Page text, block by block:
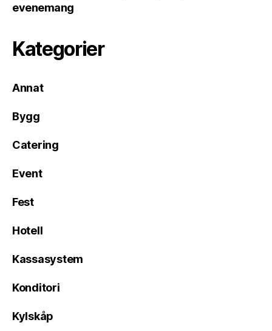
evenemang
Kategorier
Annat
Bygg
Catering
Event
Fest
Hotell
Kassasystem
Konditori
Kylskåp